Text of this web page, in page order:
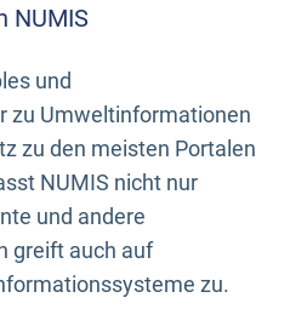
NUMIS
und
zu Umweltinformationen
zu den meisten Portalen
NUMIS nicht nur
und andere
greift auch auf
zu.